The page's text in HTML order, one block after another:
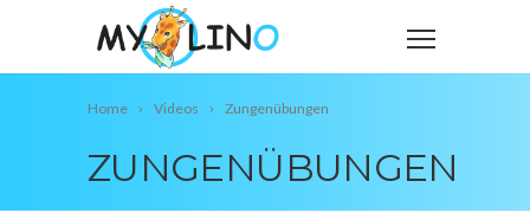
Home Videos Zungenübungen
ZUNGENÜBUNGEN